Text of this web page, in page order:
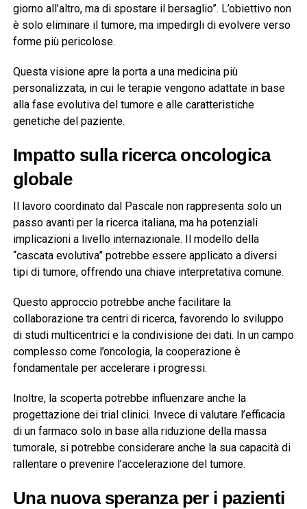
giorno all’altro, ma di spostare il bersaglio”. L’obiettivo non
è solo eliminare il tumore, ma impedirgli di evolvere verso
forme più pericolose.
Questa visione apre la porta a una medicina più
personalizzata, in cui le terapie vengono adattate in base
alla fase evolutiva del tumore e alle caratteristiche
genetiche del paziente.
Impatto sulla ricerca oncologica
globale
Il lavoro coordinato dal Pascale non rappresenta solo un
passo avanti per la ricerca italiana, ma ha potenziali
implicazioni a livello internazionale. Il modello della
“cascata evolutiva” potrebbe essere applicato a diversi
tipi di tumore, offrendo una chiave interpretativa comune.
Questo approccio potrebbe anche facilitare la
collaborazione tra centri di ricerca, favorendo lo sviluppo
di studi multicentrici e la condivisione dei dati. In un campo
complesso come l’oncologia, la cooperazione è
fondamentale per accelerare i progressi.
Inoltre, la scoperta potrebbe influenzare anche la
progettazione dei trial clinici. Invece di valutare l’efficacia
di un farmaco solo in base alla riduzione della massa
tumorale, si potrebbe considerare anche la sua capacità di
rallentare o prevenire l’accelerazione del tumore.
Una nuova speranza per i pazienti